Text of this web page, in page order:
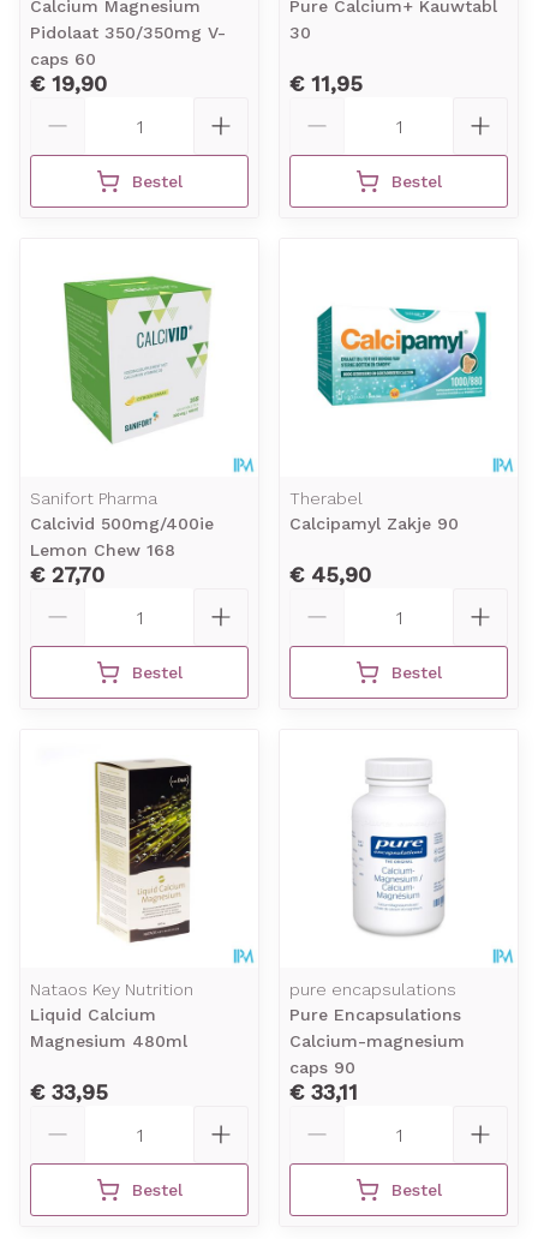
Calcium Magnesium
Pidolaat 350/350mg V-
caps 60
€ 19,90
Bestel
Pure Calcium+ Kauwtabl
30
€ 11,95
Bestel
Sanifort Pharma
Calcivid 500mg/400ie
Lemon Chew 168
€ 27,70
Bestel
Therabel
Calcipamyl Zakje 90
€ 45,90
Bestel
Nataos Key Nutrition
Liquid Calcium
Magnesium 480ml
€ 33,95
Bestel
pure encapsulations
Pure Encapsulations
Calcium-magnesium
caps 90
€ 33,11
Bestel